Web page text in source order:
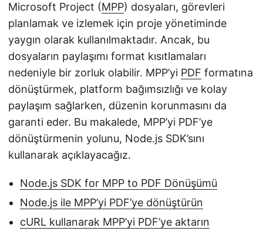
Microsoft Project (MPP) dosyaları, görevleri
planlamak ve izlemek için proje yönetiminde
yaygın olarak kullanılmaktadır. Ancak, bu
dosyaların paylaşımı format kısıtlamaları
nedeniyle bir zorluk olabilir. MPP’yi PDF formatına
dönüştürmek, platform bağımsızlığı ve kolay
paylaşım sağlarken, düzenin korunmasını da
garanti eder. Bu makalede, MPP’yi PDF’ye
dönüştürmenin yolunu, Node.js SDK’sını
kullanarak açıklayacağız.
Node.js SDK for MPP to PDF Dönüşümü
Node.js ile MPP’yi PDF’ye dönüştürün
cURL kullanarak MPP’yi PDF’ye aktarın